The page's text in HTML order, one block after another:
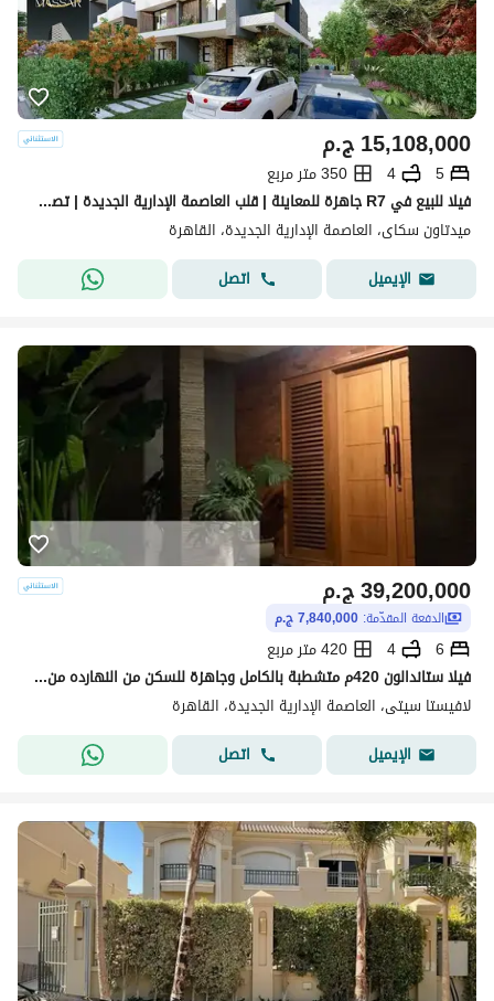
ج.م15,108,000
5
4
350 متر مربع
فيلا للبيع في R7 جاهزة للمعاينة | قلب العاصمة الإدارية الجديدة | تصميم فاخر وخدمات متكاملة
ميدتاون سكاى، العاصمة الإدارية الجديدة، القاهرة
الإيميل
اتصل
ج.م39,200,000
الدفعة المقدّمة: 7,840,000 ج.م
6
4
420 متر مربع
فيلا ستاندالون 420م متشطبة بالكامل وجاهزة للسكن من النهارده من لاڤيستا و بڤيو بول و لاندسكيب
لافيستا سيتى، العاصمة الإدارية الجديدة، القاهرة
الإيميل
اتصل